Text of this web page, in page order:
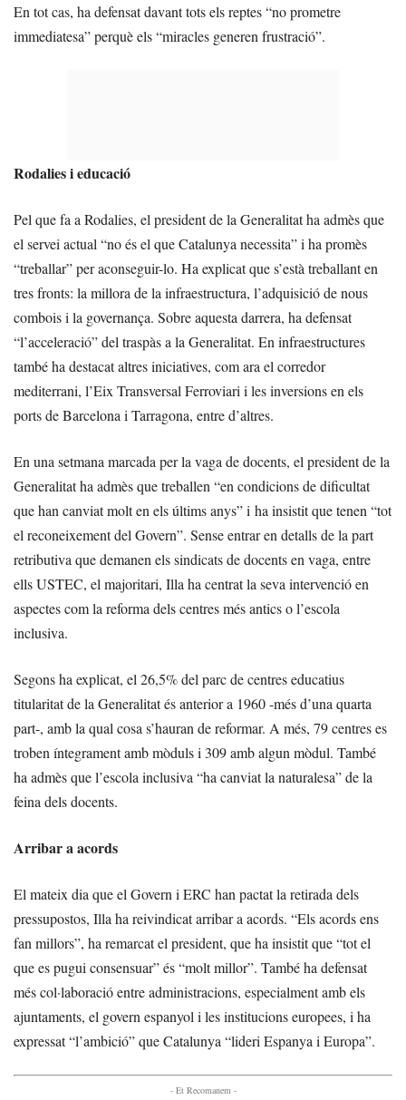
En tot cas, ha defensat davant tots els reptes “no prometre
immediatesa” perquè els “miracles generen frustració”.
Rodalies i educació
Pel que fa a Rodalies, el president de la Generalitat ha admès que
el servei actual “no és el que Catalunya necessita” i ha promès
“treballar” per aconseguir-lo. Ha explicat que s’està treballant en
tres fronts: la millora de la infraestructura, l’adquisició de nous
combois i la governança. Sobre aquesta darrera, ha defensat
“l’acceleració” del traspàs a la Generalitat. En infraestructures
també ha destacat altres iniciatives, com ara el corredor
mediterrani, l’Eix Transversal Ferroviari i les inversions en els
ports de Barcelona i Tarragona, entre d’altres.
En una setmana marcada per la vaga de docents, el president de la
Generalitat ha admès que treballen “en condicions de dificultat
que han canviat molt en els últims anys” i ha insistit que tenen “tot
el reconeixement del Govern”. Sense entrar en detalls de la part
retributiva que demanen els sindicats de docents en vaga, entre
ells USTEC, el majoritari, Illa ha centrat la seva intervenció en
aspectes com la reforma dels centres més antics o l’escola
inclusiva.
Segons ha explicat, el 26,5% del parc de centres educatius
titularitat de la Generalitat és anterior a 1960 -més d’una quarta
part-, amb la qual cosa s’hauran de reformar. A més, 79 centres es
troben íntegrament amb mòduls i 309 amb algun mòdul. També
ha admès que l’escola inclusiva “ha canviat la naturalesa” de la
feina dels docents.
Arribar a acords
El mateix dia que el Govern i ERC han pactat la retirada dels
pressupostos, Illa ha reivindicat arribar a acords. “Els acords ens
fan millors”, ha remarcat el president, que ha insistit que “tot el
que es pugui consensuar” és “molt millor”. També ha defensat
més col·laboració entre administracions, especialment amb els
ajuntaments, el govern espanyol i les institucions europees, i ha
expressat “l’ambició” que Catalunya “lideri Espanya i Europa”.
- Et Recomanem -